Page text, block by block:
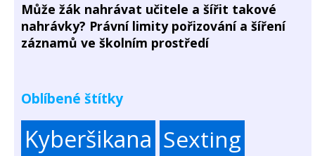
Může žák nahrávat učitele a šířit takové
nahrávky? Právní limity pořizování a šíření
záznamů ve školním prostředí
Oblíbené štítky
Kyberšikana Sexting